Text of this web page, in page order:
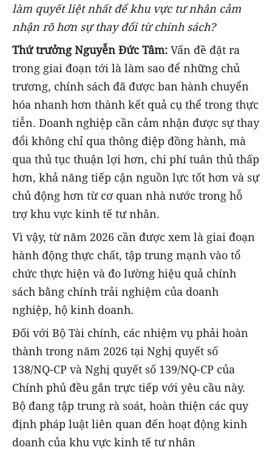
làm quyết liệt nhất để khuvực tư nhân cảm
nhận rõ hơn sự thay đổi từ chính sách?
Thứ trưởng Nguyễn Đức Tâm: Vấn đề đặt ra
trong giai đoạn tới là làm sao để những chủ
trương, chính sách đã được ban hành chuyển
hóa nhanh hơn thành kết quả cụ thể trong thực
tiễn. Doanh nghiệp cần cảm nhận được sự thay
đổi không chỉ qua thông điệp đồng hành, mà
qua thủ tục thuận lợi hơn, chi phí tuân thủ thấp
hơn, khả năng tiếp cận nguồn lực tốt hơn và sự
chủ động hơn từ cơ quan nhà nước trong hỗ
trợ khu vực kinh tế tư nhân.
Vì vậy, từ năm 2026 cần được xem là giai đoạn
hành động thực chất, tập trung mạnh vào tổ
chức thực hiện và đo lường hiệu quả chính
sách bằng chính trải nghiệm của doanh
nghiệp, hộ kinh doanh.
Đối với Bộ Tài chính, các nhiệm vụ phải hoàn
thành trong năm 2026 tại Nghị quyết số
138/NQ-CP và Nghị quyết số 139/NQ-CP của
Chính phủ đều gắn trực tiếp với yêu cầu này.
Bộ đang tập trung rà soát, hoàn thiện các quy
định pháp luật liên quan đến hoạt động kinh
doanh của khu vực kinh tế tư nhân